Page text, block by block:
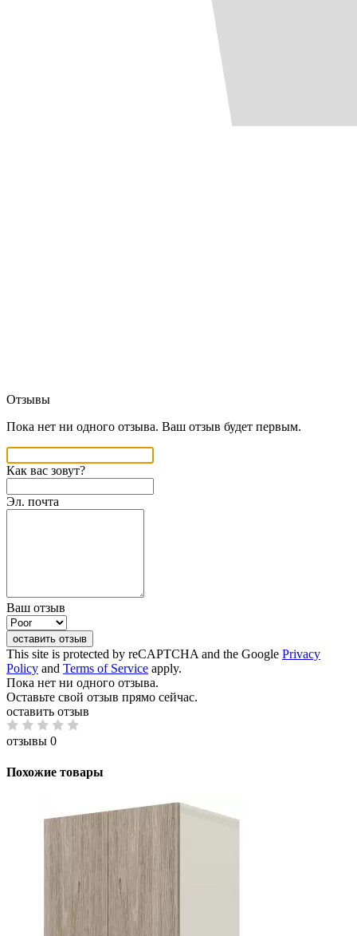
Отзывы
Пока нет ни одного отзыва. Ваш отзыв будет первым.
Как вас зовут?
Эл. почта
Ваш отзыв
оставить отзыв
This site is protected by reCAPTCHA and the Google Privacy
Policy and Terms of Service apply.
Пока нет ни одного отзыва.
Оставьте свой отзыв прямо сейчас.
оставить отзыв
отзывы 0
Похожие товары